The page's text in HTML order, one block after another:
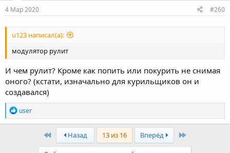
s
4 Мар 2020 #260
u123 написал(а):
модулятор рулит
И чем рулит? Кроме как попить или покурить не снимая
оного? (кстати, изначально для курильщиков он и
создавался)
R
e
a
user
First Назад 13 из 16 Вперёд Last